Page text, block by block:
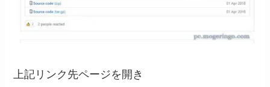
上記リンク先ページを開き